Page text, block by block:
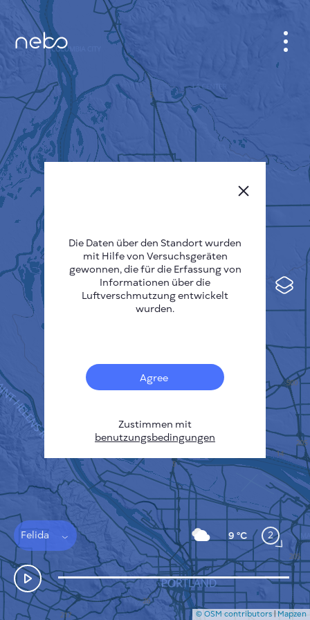
Sensoren
Temperatur Hot-Spots
Wind
Felida 9 °C 2
ANMELDEN
STADTPLAN
SENSOR NEBO
Česky
Deutsch
Español
FUNKTIONSWEISE
DATENSCHUTZBESTIMMUNGEN
BEDINGUNGEN UND KONDITIONEN
INSTALLATIONSANLEITUNG
API
FAQ
KONTAKT
© OSM contributors | Mapzen
Die Daten über den Standort wurden
mit Hilfe von Versuchsgeräten
gewonnen, die für die Erfassung von
Informationen über die
Luftverschmutzung entwickelt
wurden.
Agree
Zustimmen mit
benutzungsbedingungen